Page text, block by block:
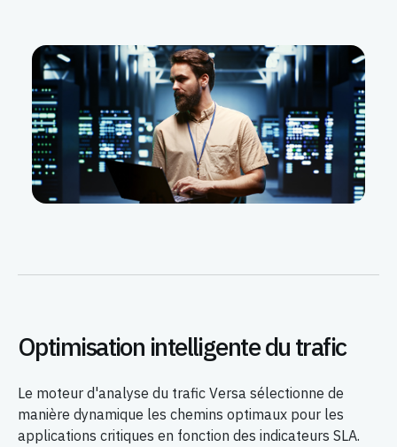
Optimisation intelligente du trafic
Le moteur d'analyse du trafic Versa sélectionne de
manière dynamique les chemins optimaux pour les
applications critiques en fonction des indicateurs SLA.